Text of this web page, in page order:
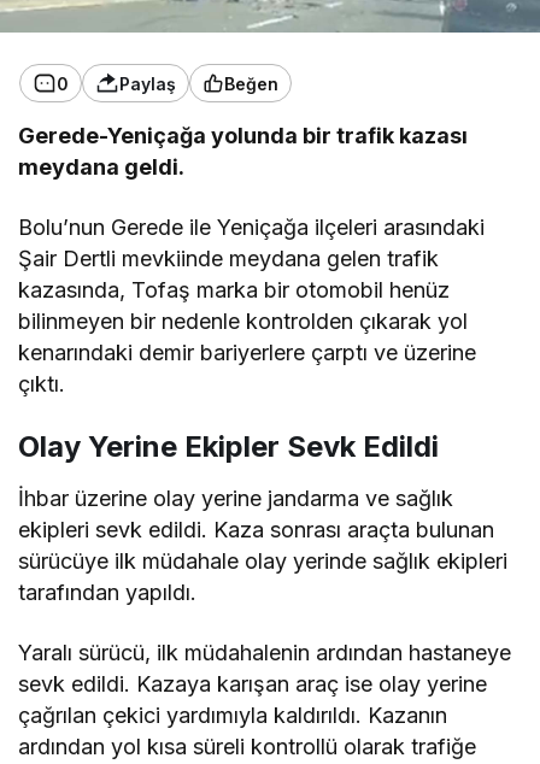
0 Paylaş Beğen
Gerede-Yeniçağa yolunda bir trafik kazası
meydana geldi.
Bolu’nun Gerede ile Yeniçağa ilçeleri arasındaki
Şair Dertli mevkiinde meydana gelen trafik
kazasında, Tofaş marka bir otomobil henüz
bilinmeyen bir nedenle kontrolden çıkarak yol
kenarındaki demir bariyerlere çarptı ve üzerine
çıktı.
Olay Yerine Ekipler Sevk Edildi
İhbar üzerine olay yerine jandarma ve sağlık
ekipleri sevk edildi. Kaza sonrası araçta bulunan
sürücüye ilk müdahale olay yerinde sağlık ekipleri
tarafından yapıldı.
Yaralı sürücü, ilk müdahalenin ardından hastaneye
sevk edildi. Kazaya karışan araç ise olay yerine
çağrılan çekici yardımıyla kaldırıldı. Kazanın
ardından yol kısa süreli kontrollü olarak trafiğe